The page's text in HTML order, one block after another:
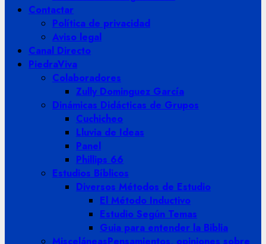
Contactar
Política de privacidad
Aviso legal
Canal Directo
PiedraViva
Colaboradores
Zully Dominguez García
Dinámicas Didácticas de Grupos
Cuchicheo
Lluvia de Ideas
Panel
Phillips 66
Estudios Bíblicos
Diversos Métodos de Estudio
El Método Inductivo
Estudio Según Temas
Guia para entender la Biblia